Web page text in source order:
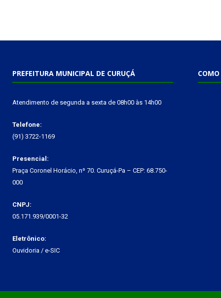
PREFEITURA MUNICIPAL DE CURUÇÁ
Atendimento de segunda a sexta de 08h00 às 14h00
Telefone:
(91) 3722-1169
Presencial:
Praça Coronel Horácio, nº 70. Curuçá-Pa – CEP: 68.750-
000
CNPJ:
05.171.939/0001-32
Eletrônico:
Ouvidoria / e-SIC
COMO